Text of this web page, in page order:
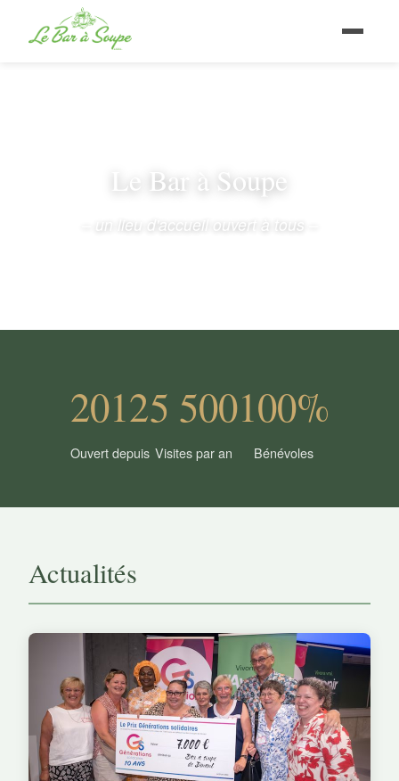
Le Bar à Soupe
– un lieu d'accueil ouvert à tous –
2012
Ouvert depuis
5 500
Visites par an
100%
Bénévoles
Actualités